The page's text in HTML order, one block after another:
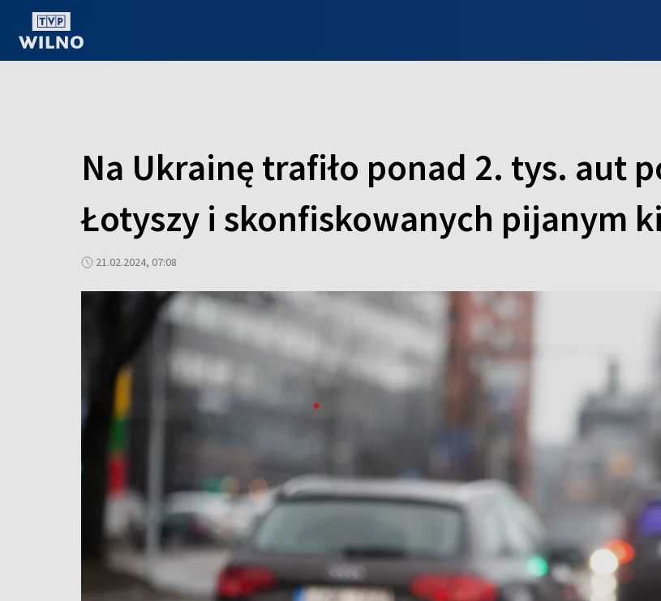
Na Ukrainę trafiło ponad 2. tys. aut
Łotyszy i skonfiskowanych pijanym
21.02.2024, 07:08